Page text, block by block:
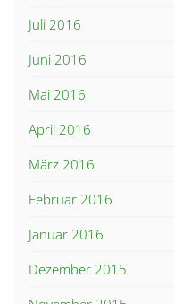
Juli 2016
Juni 2016
Mai 2016
April 2016
März 2016
Februar 2016
Januar 2016
Dezember 2015